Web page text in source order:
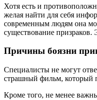
Хотя есть и
желая найти для себя
современным людям она
существование призраков.
Причины боязни
Специалисты не могут
страшный фильм, который
Кроме того, не менее